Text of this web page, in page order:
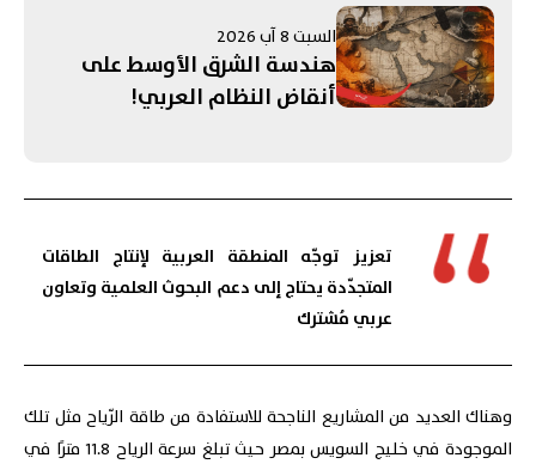
السبت 8 آب 2026
هندسة الشرق الأوسط على
أنقاض النظام العربي!
تعزيز توجّه المنطقة العربية لإنتاج الطاقات
المتجدّدة يحتاج إلى دعم البحوث العلمية وتعاون
عربي مُشترك
وهناك العديد من المشاريع الناجحة للاستفادة من طاقة الرّياح مثل تلك
الموجودة في خليج السويس بمصر حيث تبلغ سرعة الرياح 11.8 مترًا في